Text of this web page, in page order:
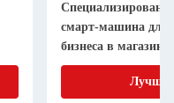
смарт-машина для
бизнеса в
питания и